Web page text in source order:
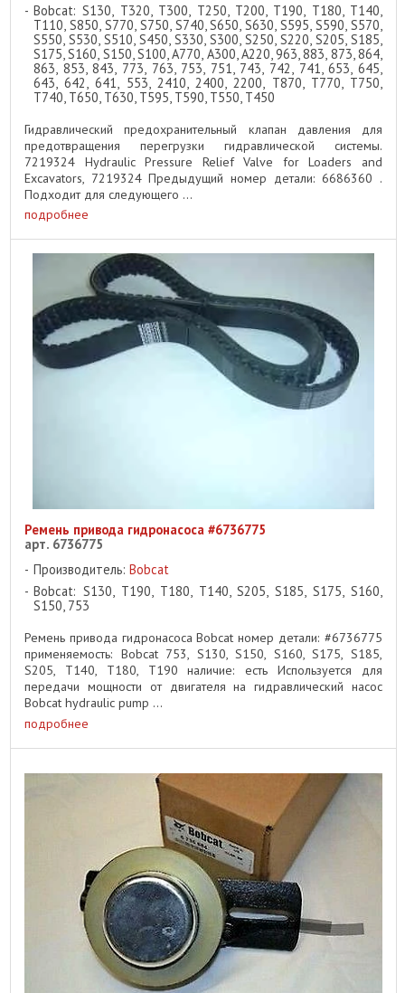
Bobcat: S130, T320, T300, T250, T200, T190, T180, T140,
T110, S850, S770, S750, S740, S650, S630, S595, S590, S570,
S550, S530, S510, S450, S330, S300, S250, S220, S205, S185,
S175, S160, S150, S100, A770, A300, A220, 963, 883, 873, 864,
863, 853, 843, 773, 763, 753, 751, 743, 742, 741, 653, 645,
643, 642, 641, 553, 2410, 2400, 2200, T870, T770, T750,
T740, T650, T630, T595, T590, T550, T450
Гидравлический предохранительный клапан давления для
предотвращения перегрузки гидравлической системы.
7219324 Hydraulic Pressure Relief Valve for Loaders and
Excavators, 7219324 Предыдущий номер детали: 6686360 .
Подходит для следующего ...
подробнее
Ремень привода гидронасоса #6736775
арт. 6736775
Производитель: Bobcat
Bobcat: S130, T190, T180, T140, S205, S185, S175, S160,
S150, 753
Ремень привода гидронасоса Bobcat номер детали: #6736775
применяемость: Bobcat 753, S130, S150, S160, S175, S185,
S205, T140, T180, T190 наличие: есть Используется для
передачи мощности от двигателя на гидравлический насос
Bobcat hydraulic pump ...
подробнее